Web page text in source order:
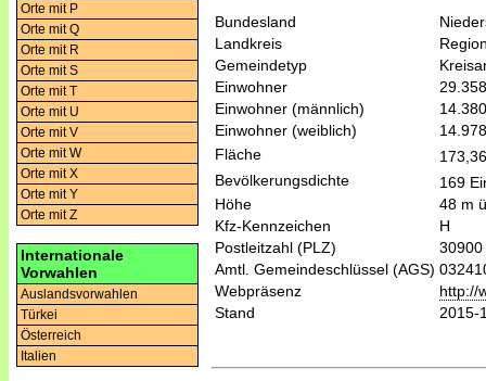
Orte mit P
Orte mit Q
Orte mit R
Orte mit S
Orte mit T
Orte mit U
Orte mit V
Orte mit W
Orte mit X
Orte mit Y
Orte mit Z
Internationale
Vorwahlen
Auslandsvorwahlen
Türkei
Österreich
Italien
Bundesland
Landkreis
Gemeindetyp
Einwohner
29.358
Einwohner (männlich)
14.380
Einwohner (weiblich)
14.978
Fläche
Bevölkerungsdichte
169
Höhe
48 m
Kfz-Kennzeichen
H
Postleitzahl (PLZ)
30900
Amtl. Gemeindeschlüssel (AGS)
Webpräsenz
http://
Stand
2015-